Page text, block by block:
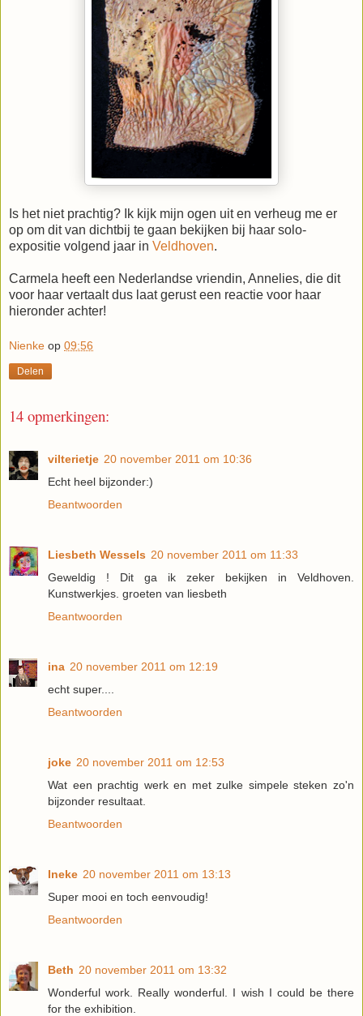
Is het niet prachtig? Ik kijk mijn ogen uit en verheug me er
op om dit van dichtbij te gaan bekijken bij haar solo-
expositie volgend jaar in Veldhoven.
Carmela heeft een Nederlandse vriendin, Annelies, die dit
voor haar vertaalt dus laat gerust een reactie voor haar
hieronder achter!
Nienke op 09:56
Delen
14 opmerkingen:
vilterietje 20 november 2011 om 10:36
Echt heel bijzonder:)
Beantwoorden
Liesbeth Wessels 20 november 2011 om 11:33
Geweldig ! Dit ga ik zeker bekijken in Veldhoven.
Kunstwerkjes. groeten van liesbeth
Beantwoorden
ina 20 november 2011 om 12:19
echt super....
Beantwoorden
joke 20 november 2011 om 12:53
Wat een prachtig werk en met zulke simpele steken zo'n
bijzonder resultaat.
Beantwoorden
Ineke 20 november 2011 om 13:13
Super mooi en toch eenvoudig!
Beantwoorden
Beth 20 november 2011 om 13:32
Wonderful work. Really wonderful. I wish I could be there
for the exhibition.